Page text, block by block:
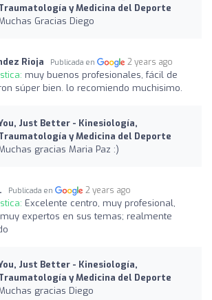
y Medicina del Deporte
Gracias Diego
Rioja Publicada en 2 years ago
muy buenos profesionales, fácil de
súper bien. lo recomiendo muchisimo.
Just Better - Kinesiología,
y Medicina del Deporte
gracias Maria Paz :)
Publicada en 2 years ago
Excelente centro, muy profesional,
expertos en sus temas; realmente
Just Better - Kinesiología,
y Medicina del Deporte
gracias Diego